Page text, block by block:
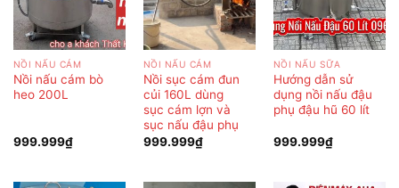
NỒI NẤU CÁM
Nồi nấu cám bò
heo 200L
999.999₫
NỒI NẤU CÁM
Nồi sục cám đun
củi 160L dùng
sục cám lợn và
sục nấu đậu phụ
999.999₫
NỒI NẤU SỮA
Hướng dẫn sử
dụng nồi nấu đậu
phụ đậu hũ 60 lít
999.999₫